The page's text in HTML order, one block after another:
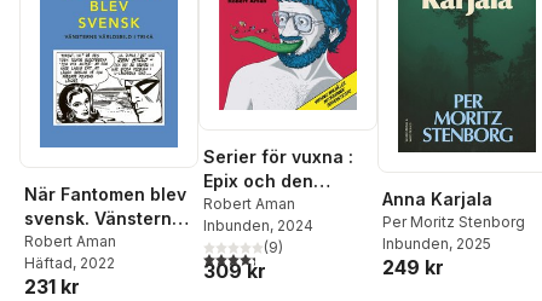
När Fantomen blev
svensk. Vänsterns
världsbild i trikå
Robert Aman
Häftad, 2022
231 kr
Serier för vuxna :
Epix och den
svenska
serierevolutionen
Robert Aman
Inbunden, 2024
4,3utav 5 stjärnor. Totalt antal röster:
(9)
309 kr
Anna Karjala
Per Moritz Stenborg
Inbunden, 2025
249 kr